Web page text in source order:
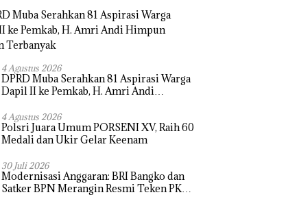
4 Agustus 2026
DPRD Muba Serahkan 81 Aspirasi Warga
Dapil II ke Pemkab, H. Amri Andi
4 Agustus 2026
Polsri Juara Umum PORSENI XV, Raih 60
Medali dan Ukir Gelar Keenam
30 Juli 2026
Modernisasi Anggaran: BRI Bangko dan
Satker BPN Merangin Resmi Teken PKS